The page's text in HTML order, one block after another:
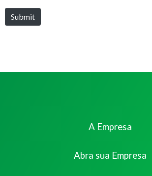
Submit
A Empresa
Abra sua Empresa